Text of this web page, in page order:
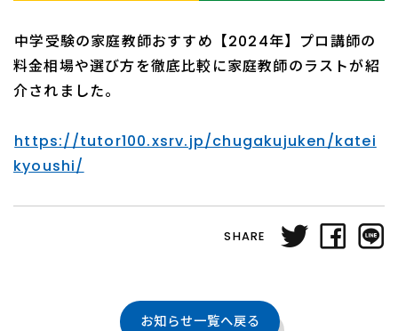
中学受験の家庭教師おすすめ【2024年】プロ講師の
料金相場や選び方を徹底比較に家庭教師のラストが紹
介されました。
https://tutor100.xsrv.jp/chugakujuken/katei
kyoushi/
SHARE
お知らせ一覧へ戻る